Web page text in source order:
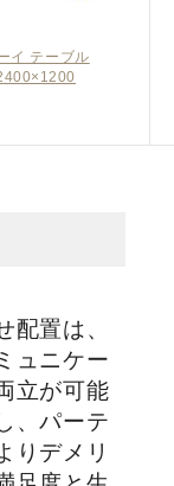
イ テーブル
配置は、
ュニケー
立が可能
、パーテ
りデメリ